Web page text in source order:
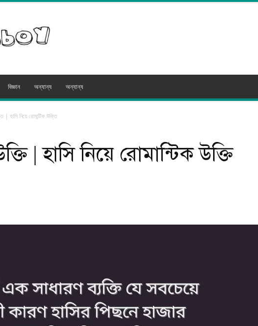
মিডিয়া
বিজ্ঞান অন্যান্য অন্যান্য
| হাসি নিয়ে রোমান্টিক উক্তি
| হাসি নিয়ে রোমান্টিক উক্তি